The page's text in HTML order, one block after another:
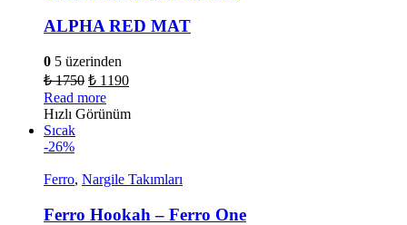
ALPHA RED MAT
0 5 üzerinden
₺1750 ₺ 1190
Read more
Hızlı Görünüm
Sıcak
-26%
Ferro, Nargile Takımları
Ferro Hookah – Ferro One